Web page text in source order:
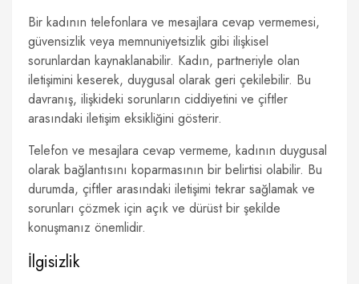
Bir kadının telefonlara ve mesajlara cevap vermemesi,
güvensizlik veya memnuniyetsizlik gibi ilişkisel
sorunlardan kaynaklanabilir. Kadın, partneriyle olan
iletişimini keserek, duygusal olarak geri çekilebilir. Bu
davranış, ilişkideki sorunların ciddiyetini ve çiftler
arasındaki iletişim eksikliğini gösterir.
Telefon ve mesajlara cevap vermeme, kadının duygusal
olarak bağlantısını koparmasının bir belirtisi olabilir. Bu
durumda, çiftler arasındaki iletişimi tekrar sağlamak ve
sorunları çözmek için açık ve dürüst bir şekilde
konuşmanız önemlidir.
İlgisizlik